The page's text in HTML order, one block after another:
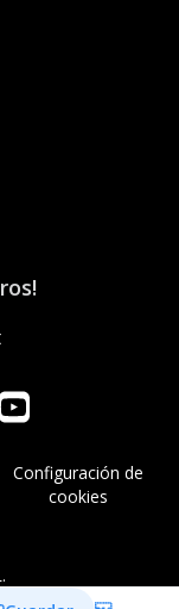
Configuración de
cookies